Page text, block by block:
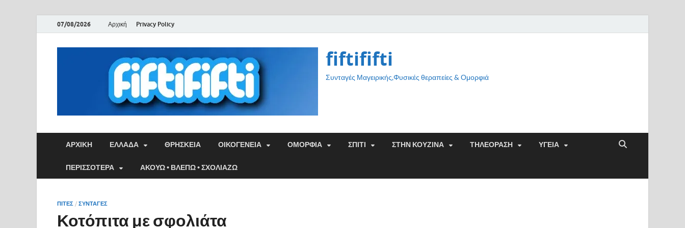
07/08/2026 Αρχική Privacy Policy
fiftififti
Συνταγές Μαγειρικής,Φυσικές θεραπείες & Ομορφιά
ΑΡΧΙΚΉ ΕΛΛΑΔΑ ΘΡΗΣΚΕΙΑ ΟΙΚΟΓΕΝΕΙΑ ΟΜΟΡΦΙΑ ΣΠΙΤΙ ΣΤΗΝ ΚΟΥΖΙΝΑ ΤΗΛΕΟΡΑΣΗ ΥΓΕΙΑ
ΠΕΡΙΣΣΟΤΕΡΑ ΑΚΟΥΩ • ΒΛΕΠΩ • ΣΧΟΛΙΑΖΩ
ΠΙΤΕΣ / ΣΥΝΤΑΓΕΣ
Κοτόπιτα με σφολιάτα